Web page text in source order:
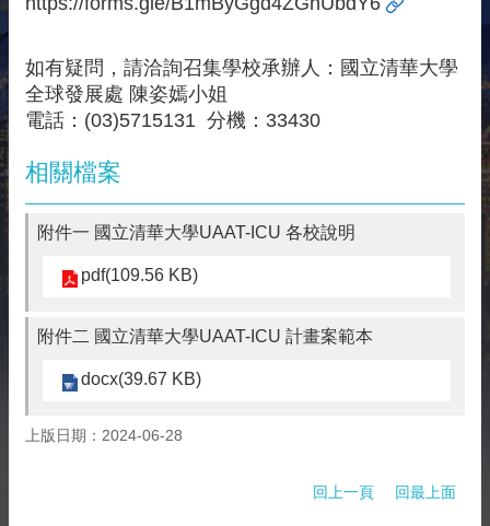
動
關
資
源
絡
我
徵
如有疑問，請洽詢召集學校承辦人：國立清華大學
全球發展處 陳姿嫣小姐
電話：(03)5715131 分機：33430
相關檔案
附件一 國立清華大學UAAT-ICU 各校說明
pdf(109.56 KB)
附件二 國立清華大學UAAT-ICU 計畫案範本
docx(39.67 KB)
上版日期：2024-06-28
回上一頁 回最上面